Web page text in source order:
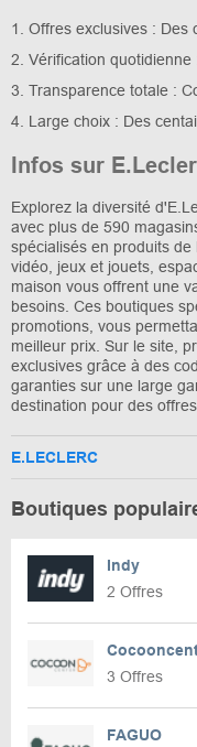
1. Offres exclusives : Des
2. Vérification quotidienne
3. Transparence totale :
4. Large choix : Des
Infos sur
Explorez la diversité
avec plus de 590
spécialisés en produits
vidéo, jeux et jouets,
maison vous offrent une
besoins. Ces boutiques
promotions, vous
meilleur prix. Sur le site,
exclusives grâce à des
garanties sur une large
destination pour des
E.LECLERC
Boutiques
Indy
2 Offres
3 Offres
FAGUO